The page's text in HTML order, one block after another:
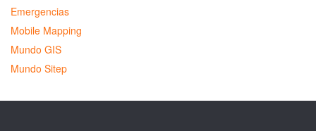
Emergencias
Mobile Mapping
Mundo GIS
Mundo Sitep